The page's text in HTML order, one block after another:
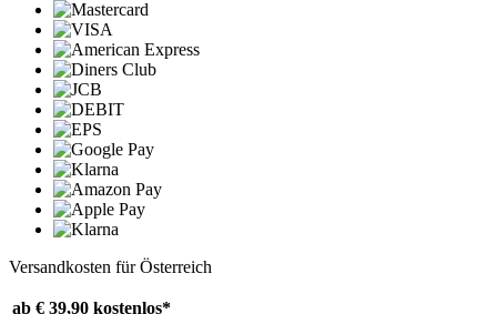
Versandkosten für Österreich
ab € 39,90 kostenlos*